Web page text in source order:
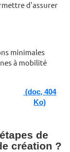
d'assurer
minimales
à mobilité
(doc, 404
Ko)
de
création ?